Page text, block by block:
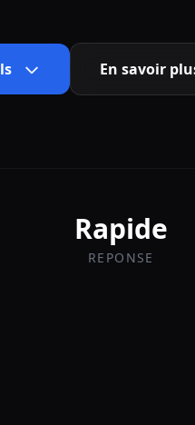
En savoir
Rapide
REPONSE